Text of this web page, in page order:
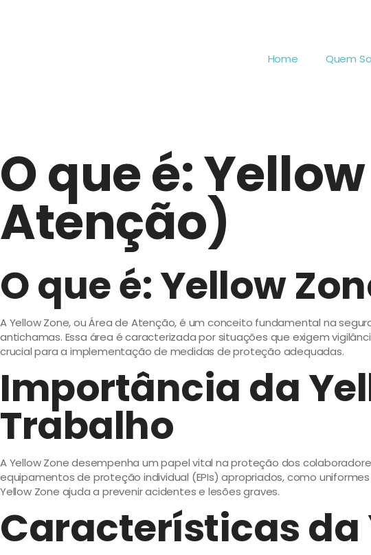
Home Quem
O que é:
Atenção)
O que é: Yellow
A Yellow Zone, ou Área de Atenção, é um conceito fundamental na
antichamas. Essa área é caracterizada por situações que exigem
crucial para a implementação de medidas de proteção adequadas.
Importância da
Trabalho
A Yellow Zone desempenha um papel vital na proteção dos
equipamentos de proteção individual (EPIs) apropriados, como
Yellow Zone ajuda a prevenir acidentes e lesões graves.
Características da